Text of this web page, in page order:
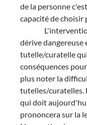
de la personne
capacité de choisir
dérive dangereuse
tutelle/curatelle
conséquences
plus noter la
tutelles/curatelles.
qui doit
prononcera sur la